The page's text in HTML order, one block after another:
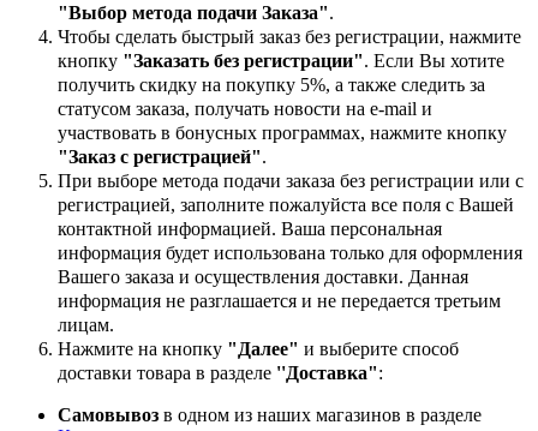
"Выбор метода подачи Заказа".
Чтобы сделать быстрый заказ без регистрации, нажмите
кнопку "Заказать без регистрации". Если Вы хотите
получить скидку на покупку 5%, а также следить за
статусом заказа, получать новости на e-mail и
участвовать в бонусных программах, нажмите кнопку
"Заказ с регистрацией".
При выборе метода подачи заказа без регистрации или с
регистрацией, заполните пожалуйста все поля с Вашей
контактной информацией. Ваша персональная
информация будет использована только для оформления
Вашего заказа и осуществления доставки. Данная
информация не разглашается и не передается третьим
лицам.
Нажмите на кнопку "Далее" и выберите способ
доставки товара в разделе ''Доставка":
Самовывоз в одном из наших магазинов в разделе